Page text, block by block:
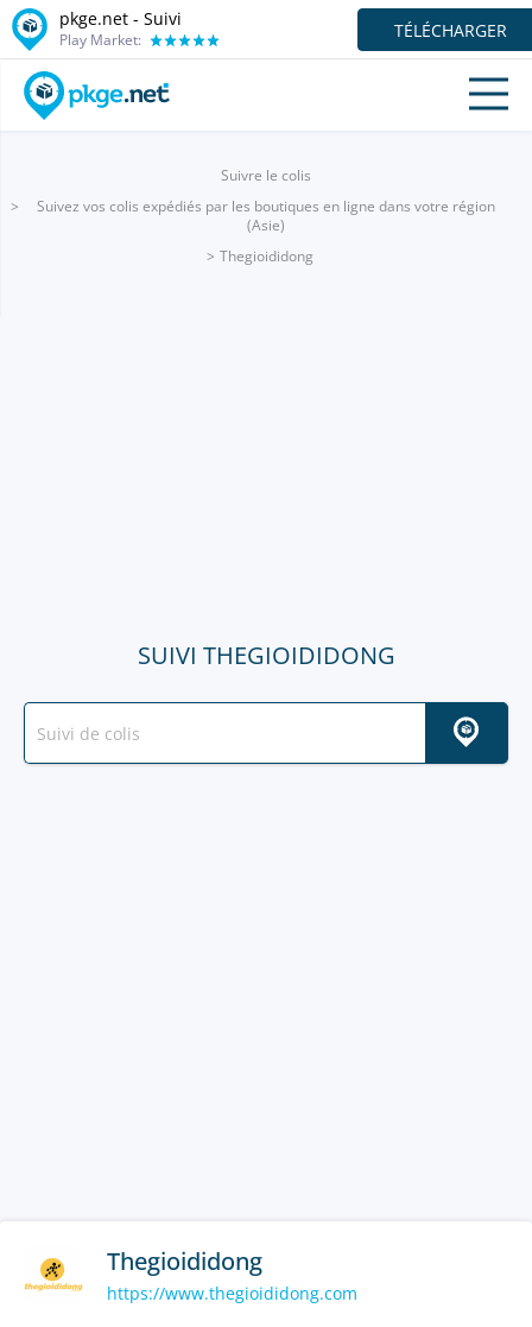
pkge.net - Suivi
Play Market: TÉLÉCHARGER
Suivre le colis
Suivez vos colis expédiés par les boutiques en ligne dans votre région
(Asie)
Thegioididong
SUIVI THEGIOIDIDONG
Thegioididong
https://www.thegioididong.com